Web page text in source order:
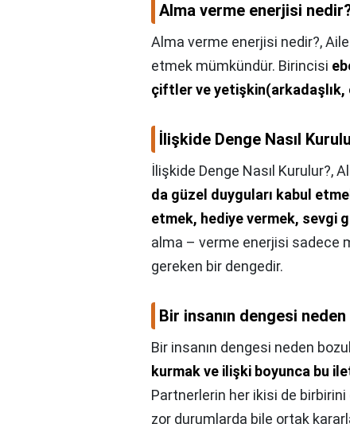
Alma verme enerjisi
Alma verme enerjisi nedir?,
etmek mümkündür. Birincisi
çiftler ve yetişkin(arkadaşlık,
İlişkide Denge Nasıl
İlişkide Denge Nasıl Kurulur?,
da güzel duyguları kabul
etmek, hediye vermek, sevgi
alma – verme enerjisi sadece
gereken bir dengedir.
Bir insanın dengesi
Bir insanın dengesi neden
kurmak ve ilişki boyunca bu
Partnerlerin her ikisi de
zor durumlarda bile ortak